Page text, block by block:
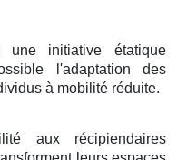
une initiative étatique
l'adaptation des
à mobilité réduite.
aux récipiendaires